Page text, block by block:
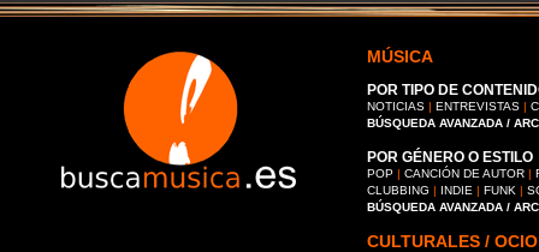
MÚSICA
POR TIPO DE
NOTICIAS | ENTREVISTAS |
BÚSQUEDA AVANZADA /
POR GÉNERO O ESTILO
POP | CANCIÓN DE AUTOR |
CLUBBING | INDIE | FUNK |
BÚSQUEDA AVANZADA /
CULTURALES / OCIO